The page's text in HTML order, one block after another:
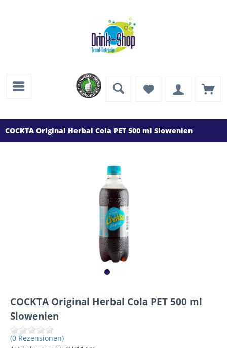
COCKTA Original Herbal Cola PET 500 ml Slowenien
COCKTA Original Herbal Cola PET 500 ml
Slowenien
(0 Rezensionen)